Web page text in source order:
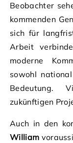
Beobachter
kommenden
sich für
Arbeit
moderne
sowohl
Bedeutung.
zukünftigen
Auch in den
William